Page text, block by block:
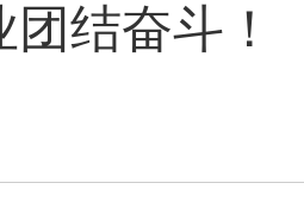
结奋斗！